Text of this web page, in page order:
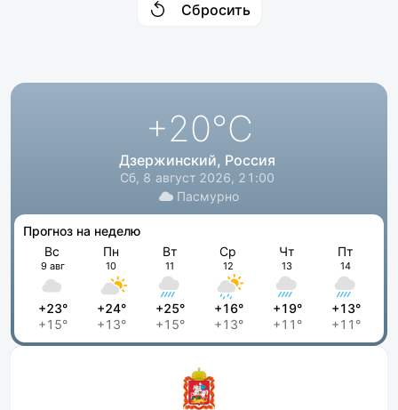
Сбросить
+20°C
Дзержинский, Россия
Сб, 8 август 2026, 21:00
Пасмурно
Прогноз на неделю
Вс
9 авг
+23°
+15°
Пн
10
+24°
+13°
Вт
11
+25°
+15°
Ср
12
+16°
+13°
Чт
13
+19°
+11°
Пт
14
+13°
+11°